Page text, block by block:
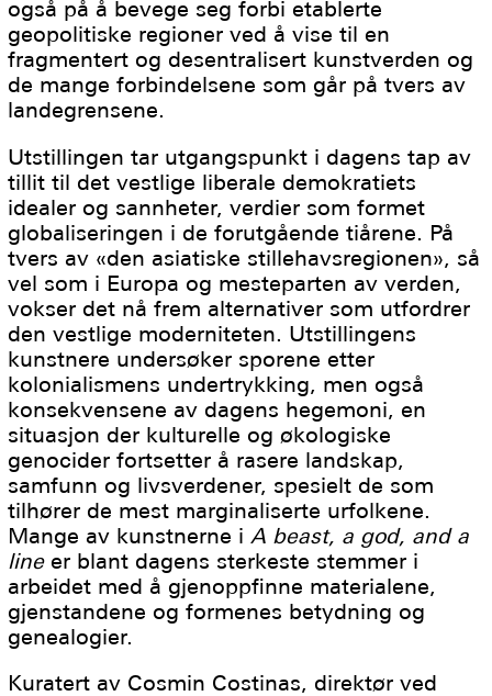
også på å bevege seg forbi etablerte
geopolitiske regioner ved å vise til en
fragmentert og desentralisert kunstverden og
de mange forbindelsene som går på tvers av
landegrensene.
Utstillingen tar utgangspunkt i dagens tap av
tillit til det vestlige liberale demokratiets
idealer og sannheter, verdier som formet
globaliseringen i de forutgående tiårene. På
tvers av «den asiatiske stillehavsregionen», så
vel som i Europa og mesteparten av verden,
vokser det nå frem alternativer som utfordrer
den vestlige moderniteten. Utstillingens
kunstnere undersøker sporene etter
kolonialismens undertrykking, men også
konsekvensene av dagens hegemoni, en
situasjon der kulturelle og økologiske
genocider fortsetter å rasere landskap,
samfunn og livsverdener, spesielt de som
tilhører de mest marginaliserte urfolkene.
Mange av kunstnerne iA beast, a god, and a
line er blant dagens sterkeste stemmer i
arbeidet med å gjenoppfinne materialene,
gjenstandene og formenes betydning og
genealogier.
Kuratert av Cosmin Costinas, direktør ved